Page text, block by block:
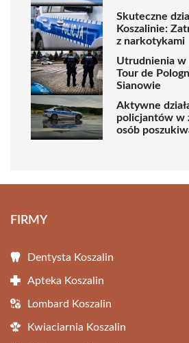
Skuteczne
Koszalinie:
z narkotykami
Utrudnienia w
Tour de
Sianowie
Aktywne
policjantów w
osób
FIRMY
Dentysta Koszalin
Apteka Koszalin
Lombard Koszalin
Kwiaciarnia Koszalin